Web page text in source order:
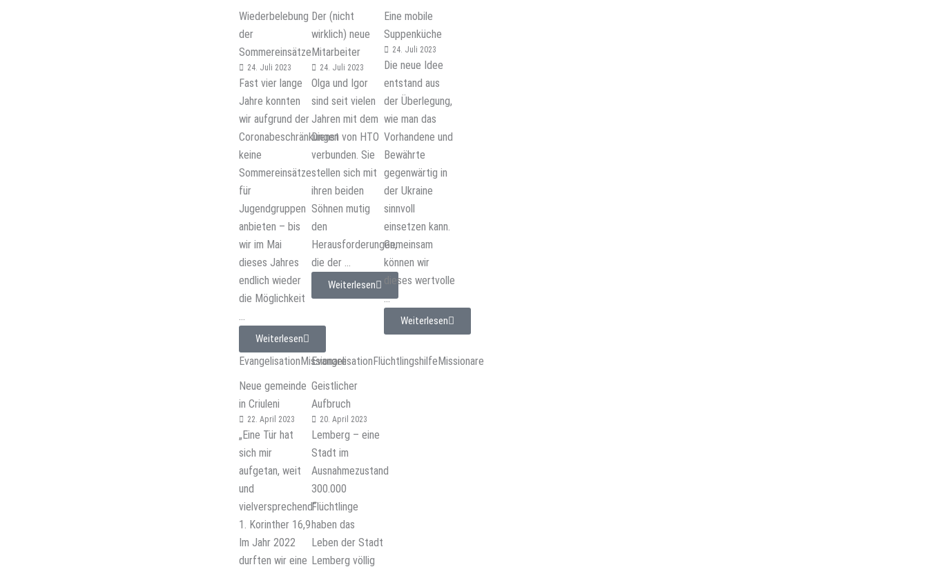
Wiederbelebung
der
Sommereinsätze
24. Juli 2023
Fast vier lange
Jahre konnten
wir aufgrund der
Coronabeschränkungen
keine
Sommereinsätze
für
Jugendgruppen
anbieten – bis
wir im Mai
dieses Jahres
endlich wieder
die Möglichkeit
...
Weiterlesen
Der (nicht
wirklich) neue
Mitarbeiter
24. Juli 2023
Olga und Igor
sind seit vielen
Jahren mit dem
Dienst von HTO
verbunden. Sie
stellen sich mit
ihren beiden
Söhnen mutig
den
Herausforderungen,
die der ...
Weiterlesen
Eine mobile
Suppenküche
24. Juli 2023
Die neue Idee
entstand aus
der Überlegung,
wie man das
Vorhandene und
Bewährte
gegenwärtig in
der Ukraine
sinnvoll
einsetzen kann.
Gemeinsam
können wir
dieses wertvolle
...
Weiterlesen
EvangelisationMissionare
Neue gemeinde
in Criuleni
22. April 2023
„Eine Tür hat
sich mir
aufgetan, weit
und
vielversprechend“
1. Korinther 16,9
Im Jahr 2022
durften wir eine
EvangelisationFlüchtlingshilfeMissionare
Geistlicher
Aufbruch
20. April 2023
Lemberg – eine
Stadt im
Ausnahmezustand
300.000
Flüchtlinge
haben das
Leben der Stadt
Lemberg völlig